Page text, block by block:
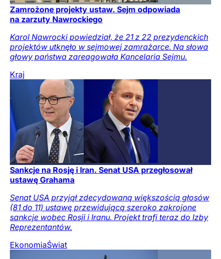
Zamrożone projekty ustaw. Sejm odpowiada
na zarzuty Nawrockiego
Karol Nawrocki powiedział, że 21 z 22 prezydenckich
projektów utknęło w sejmowej zamrażarce. Na słowa
głowy państwa zareagowała Kancelaria Sejmu.
Kraj
Sankcje na Rosję i Iran. Senat USA przegłosował
ustawę Grahama
Senat USA przyjął zdecydowaną większością głosów
(81 do 11) ustawę przewidującą szeroko zakrojone
sankcje wobec Rosji i Iranu. Projekt trafi teraz do Izby
Reprezentantów.
EkonomiaŚwiat